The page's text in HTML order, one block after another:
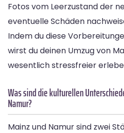
Fotos vom Leerzustand der
eventuelle Schäden
Indem du diese
wirst du deinen Umzug von
wesentlich stressfreier
Was sind die kulturellen
Namur?
Mainz und Namur sind zwei